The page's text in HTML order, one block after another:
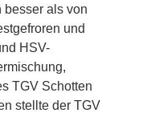
besser als von
und
HSV-
TGV Schotten
stellte der TGV